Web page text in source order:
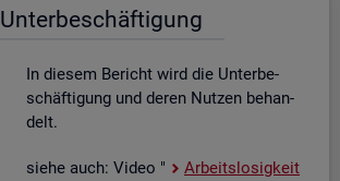
Un­ter­be­schäf­ti­gung
In die­sem Be­richt wird die Un­ter­be­
schäf­ti­gung und deren Nut­zen be­han­
delt.
siehe auch: Video "
Ar­beits­lo­sig­keit